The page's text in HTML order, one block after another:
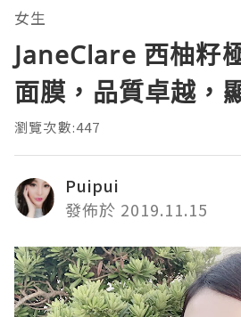
女生
JaneClare 西柚籽
面膜，品質卓越，
瀏覽次數:447
Puipui
發佈於 2019.11.15